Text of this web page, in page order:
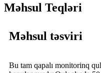
Məhsul Teqləri
Məhsul təsviri
Bu tam qapalı monitorinq